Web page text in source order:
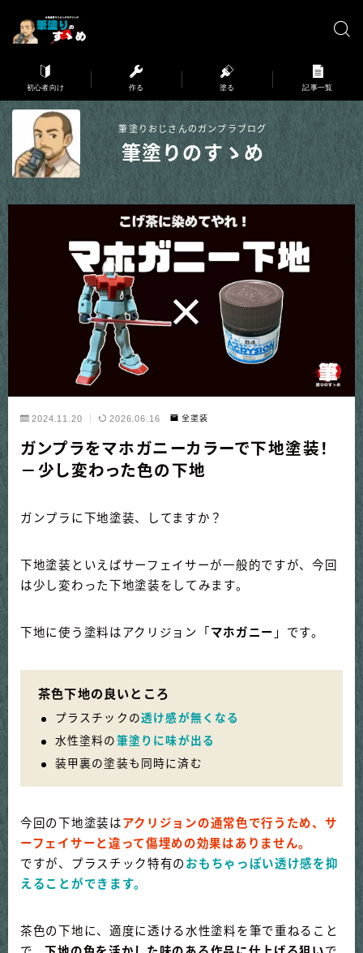
初心者向け 作る 塗る 記事一覧
※弊サイトはアフィリエイト広告を利用しています。
筆塗りおじさんのガンプラブログ
筆塗りのすゝめ
2024.11.20 2026.06.16 全塗装
ガンプラをマホガニーカラーで下地塗装！
－少し変わった色の下地
ガンプラに下地塗装、してますか？
下地塗装といえばサーフェイサーが一般的ですが、今回
は少し変わった下地塗装をしてみます。
下地に使う塗料はアクリジョン「 マホガニー 」です。
茶色下地の良いところ
プラスチックの透け感が無くなる
水性塗料の 筆塗りに味が出る
装甲裏の塗装も同時に済む
今回の下地塗装はアクリジョンの通常色で行うため、サ
ーフェイサーと違って傷埋めの効果はありません。
ですが、プラスチック特有の おもちゃっぽい透け感を抑
えることができます。
茶色の下地に、適度に透ける水性塗料を筆で重ねること